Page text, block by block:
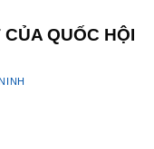
QUỐC HỘI